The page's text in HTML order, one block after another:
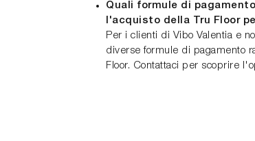
Quali formule di
l'acquisto della Tru Floor
Per i clienti di Vibo Valentia e
diverse formule di pagamento
Floor. Contattaci per scoprire